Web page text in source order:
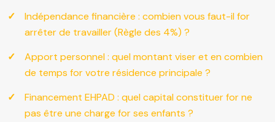
Indépendance financière : combien vous faut-il for
arrêter de travailler (Règle des 4%) ?
Apport personnel : quel montant viser et en combien
de temps for votre résidence principale ?
Financement EHPAD : quel capital constituer for ne
pas être une charge for ses enfants ?